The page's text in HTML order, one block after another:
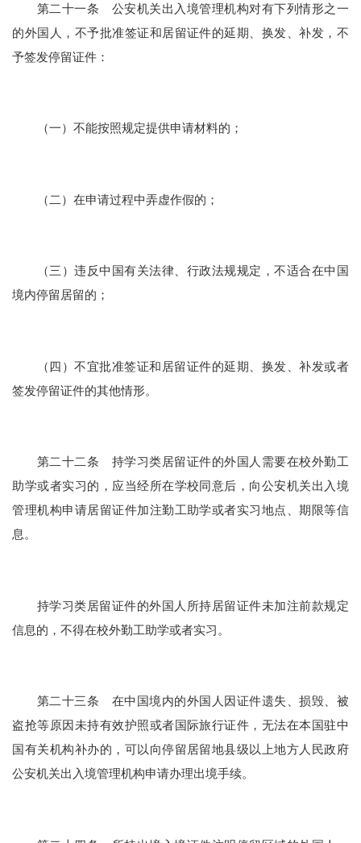
第二十一条 公安机关出入境管理机构对有下列情形之一
的外国人，不予批准签证和居留证件的延期、换发、补发，不
予签发停留证件：
（一）不能按照规定提供申请材料的；
（二）在申请过程中弄虚作假的；
（三）违反中国有关法律、行政法规规定，不适合在中国
境内停留居留的；
（四）不宜批准签证和居留证件的延期、换发、补发或者
签发停留证件的其他情形。
第二十二条 持学习类居留证件的外国人需要在校外勤工
助学或者实习的，应当经所在学校同意后，向公安机关出入境
管理机构申请居留证件加注勤工助学或者实习地点、期限等信
息。
持学习类居留证件的外国人所持居留证件未加注前款规定
信息的，不得在校外勤工助学或者实习。
第二十三条 在中国境内的外国人因证件遗失、损毁、被
盗抢等原因未持有效护照或者国际旅行证件，无法在本国驻中
国有关机构补办的，可以向停留居留地县级以上地方人民政府
公安机关出入境管理机构申请办理出境手续。